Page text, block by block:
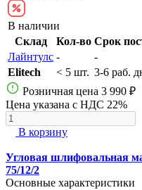
В наличии
Склад
Кол-во Срок
Лайнтулс -
-
Elitech
< 5 шт. 3-6 раб.
Розничная цена 3 990 ₽
Цена указана с НДС 22%
В корзину
Угловая шлифовальная
75/12/2
Основные характеристики